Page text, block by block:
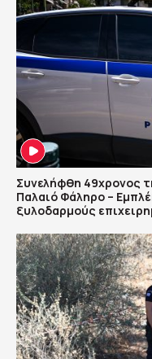
Συνελήφθη 49χρονος
Παλαιό Φάληρο –
ξυλοδαρμούς